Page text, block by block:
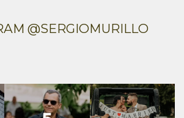
@SERGIOMURILLO